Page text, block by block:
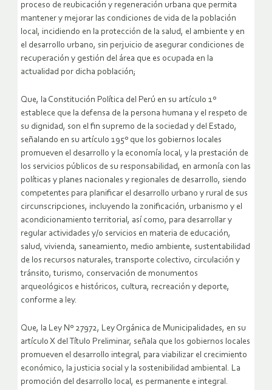
proceso de reubicación y regeneración urbana que permita
mantener y mejorar las condiciones de vida de la población
local, incidiendo en la protección de la salud, el ambiente y en
el desarrollo urbano, sin perjuicio de asegurar condiciones de
recuperación y gestión del área que es ocupada en la
actualidad por dicha población;
Que, la Constitución Política del Perú en su artículo 1º
establece que la defensa de la persona humana y el respeto de
su dignidad, son el fin supremo de la sociedad y del Estado,
señalando en su artículo 195º que los gobiernos locales
promueven el desarrollo y la economía local, y la prestación de
los servicios públicos de su responsabilidad, en armonía con las
políticas y planes nacionales y regionales de desarrollo, siendo
competentes para planificar el desarrollo urbano y rural de sus
circunscripciones, incluyendo la zonificación, urbanismo y el
acondicionamiento territorial, así como, para desarrollar y
regular actividades y/o servicios en materia de educación,
salud, vivienda, saneamiento, medio ambiente, sustentabilidad
de los recursos naturales, transporte colectivo, circulación y
tránsito, turismo, conservación de monumentos
arqueológicos e históricos, cultura, recreación y deporte,
conforme a ley.
Que, la Ley Nº 27972, Ley Orgánica de Municipalidades, en su
artículo X del Título Preliminar, señala que los gobiernos locales
promueven el desarrollo integral, para viabilizar el crecimiento
económico, la justicia social y la sostenibilidad ambiental. La
promoción del desarrollo local, es permanente e integral.